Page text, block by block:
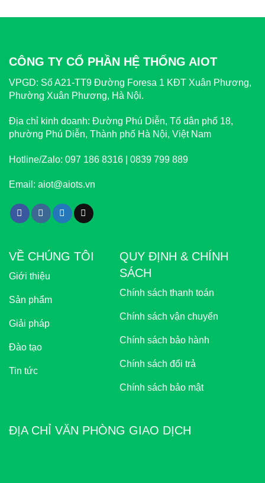
CÔNG TY CỔ PHẦN HỆ THỐNG AIOT
VPGD: Số A21-TT9 Đường Foresa 1 KĐT Xuân Phương,
Phường Xuân Phương, Hà Nội.
Địa chỉ kinh doanh: Đường Phú Diễn, Tổ dân phố 18,
phường Phú Diễn, Thành phố Hà Nội, Việt Nam
Hotline/Zalo: 097 186 8316 | 0839 799 889
Email: aiot@aiots.vn
VỀ CHÚNG TÔI
Giới thiệu
Sản phẩm
Giải pháp
Đào tạo
Tin tức
QUY ĐỊNH & CHÍNH
SÁCH
Chính sách thanh toán
Chính sách vận chuyển
Chính sách bảo hành
Chính sách đổi trả
Chính sách bảo mật
ĐỊA CHỈ VĂN PHÒNG GIAO DỊCH